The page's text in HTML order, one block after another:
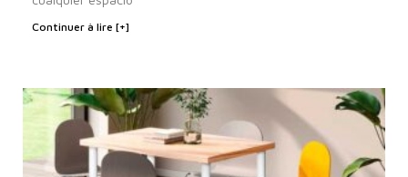
Continuer à lire [+]